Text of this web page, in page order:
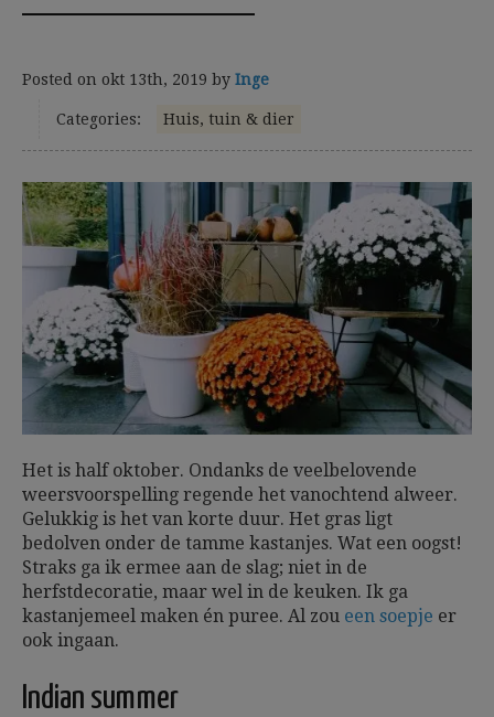
Posted on okt 13th, 2019 by Inge
Categories: Huis, tuin & dier
Het is half oktober. Ondanks de veelbelovende
weersvoorspelling regende het vanochtend alweer.
Gelukkig is het van korte duur. Het gras ligt
bedolven onder de tamme kastanjes. Wat een oogst!
Straks ga ik ermee aan de slag; niet in de
herfstdecoratie, maar wel in de keuken. Ik ga
kastanjemeel maken én puree. Al zou een soepje er
ook ingaan.
Indian summer